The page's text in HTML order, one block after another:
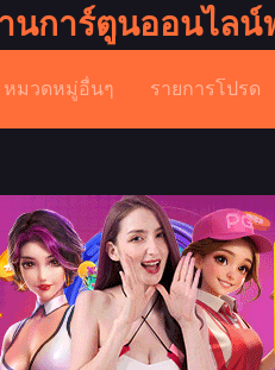
นการ์ตูนออนไลน์
หมวดหมู่อื่นๆ รายการโปรด